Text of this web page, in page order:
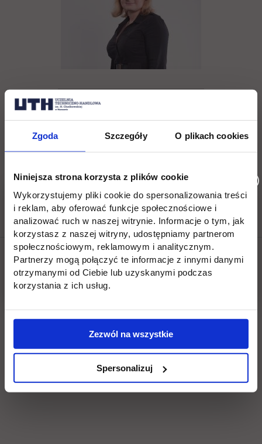
Zgoda Szczegóły O plikach cookies
Niniejsza strona korzysta z plików cookie
Wykorzystujemy pliki cookie do spersonalizowania treści
i reklam, aby oferować funkcje społecznościowe i
analizować ruch w naszej witrynie. Informacje o tym, jak
korzystasz z naszej witryny, udostępniamy partnerom
społecznościowym, reklamowym i analitycznym.
Partnerzy mogą połączyć te informacje z innymi danymi
otrzymanymi od Ciebie lub uzyskanymi podczas
korzystania z ich usług.
Zezwól na wszystkie
Spersonalizuj
Agnieszka Bliszczak
tel. (22) 262 88 88,
rekrutacja@uth.edu.pl
Social & media UTH
Zobacz, co u nas słychać